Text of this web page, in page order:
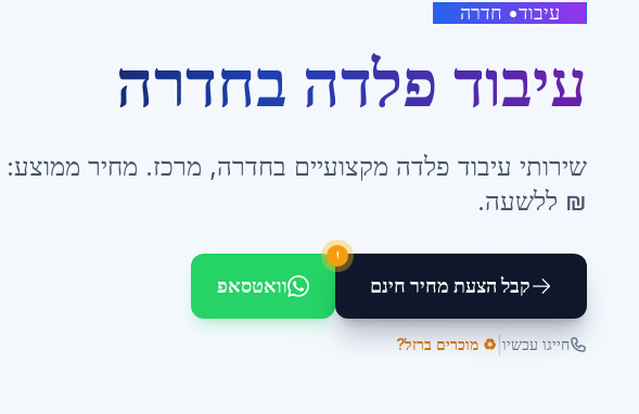
עיבוד• חדרה
עיבוד פלדה בחדרה
שירותי עיבוד פלדה מקצועיים בחדרה, מרכז. מחיר ממוצע:
₪ ללשעה.
קבל הצעת מחיר חינם
!
וואטסאפ
חייגו עכשיו ♻️ מוכרים ברזל?